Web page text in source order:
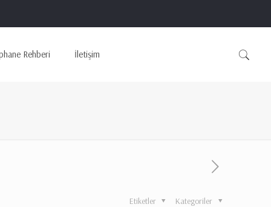
Rehberi İletişim
Kategoriler
Etiketler